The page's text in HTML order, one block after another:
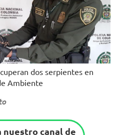
dos serpientes en
Ambiente
nuestro canal de